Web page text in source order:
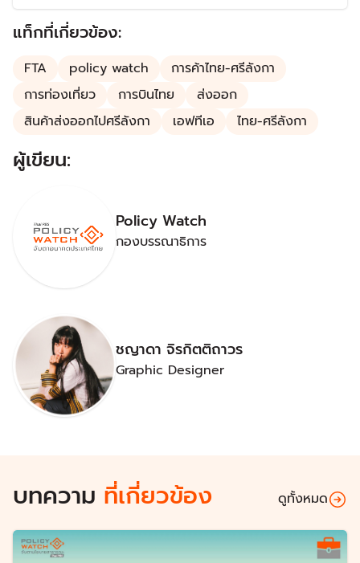
แท็กที่เกี่ยวข้อง:
FTA policy watch
การค้าไทย-ศรีลังกา
การท่องเที่ยว
การบินไทย
ส่งออก
สินค้าส่งออกไปศรีลังกา
เอฟทีเอ ไทย-ศรีลังกา
ผู้เขียน:
Policy Watch
กองบรรณาธิการ
ชญาดา จิรกิตติถาวร
Graphic Designer
บทความ ที่เกี่ยวข้อง ดูทั้งหมด